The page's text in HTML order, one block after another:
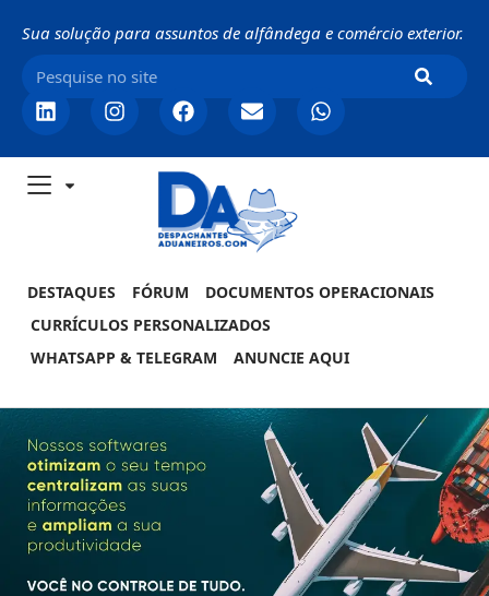
Sua solução para assuntos de alfândega e comércio exterior.
DESTAQUES FÓRUM
DOCUMENTOS OPERACIONAIS
CURRÍCULOS PERSONALIZADOS
WHATSAPP & TELEGRAM
ANUNCIE AQUI